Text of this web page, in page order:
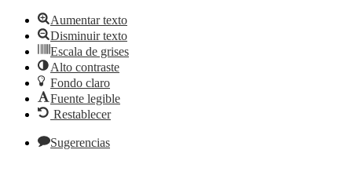
Aumentar texto
Disminuir texto
Escala de grises
Alto contraste
Fondo claro
Fuente legible
Restablecer
Sugerencias